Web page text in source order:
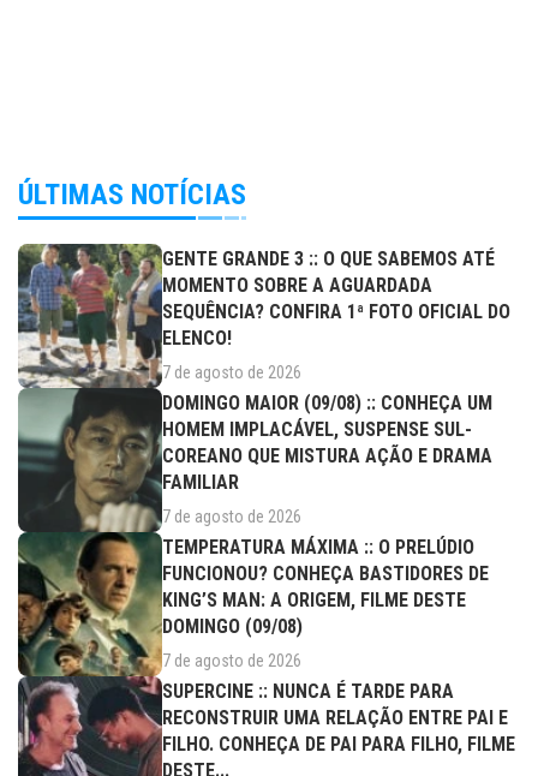
ÚLTIMAS NOTÍCIAS
GENTE GRANDE 3 :: O QUE SABEMOS ATÉ
MOMENTO SOBRE A AGUARDADA
SEQUÊNCIA? CONFIRA 1ª FOTO OFICIAL DO
ELENCO!
7 de agosto de 2026
DOMINGO MAIOR (09/08) :: CONHEÇA UM
HOMEM IMPLACÁVEL, SUSPENSE SUL-
COREANO QUE MISTURA AÇÃO E DRAMA
FAMILIAR
7 de agosto de 2026
TEMPERATURA MÁXIMA :: O PRELÚDIO
FUNCIONOU? CONHEÇA BASTIDORES DE
KING’S MAN: A ORIGEM, FILME DESTE
DOMINGO (09/08)
7 de agosto de 2026
SUPERCINE :: NUNCA É TARDE PARA
RECONSTRUIR UMA RELAÇÃO ENTRE PAI E
FILHO. CONHEÇA DE PAI PARA FILHO, FILME
DESTE...